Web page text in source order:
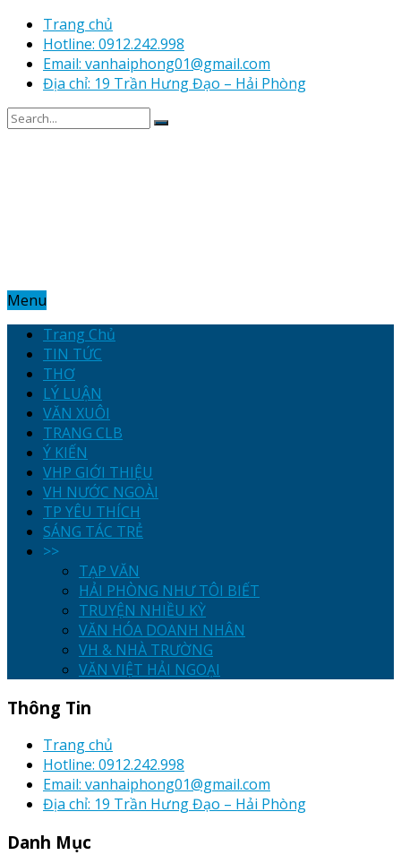
Trang chủ
Hotline: 0912.242.998
Email: vanhaiphong01@gmail.com
Địa chỉ: 19 Trần Hưng Đạo – Hải Phòng
Menu
Trang Chủ
TIN TỨC
THƠ
LÝ LUẬN
VĂN XUÔI
TRANG CLB
Ý KIẾN
VHP GIỚI THIỆU
VH NƯỚC NGOÀI
TP YÊU THÍCH
SÁNG TÁC TRẺ
>>
TẠP VĂN
HẢI PHÒNG NHƯ TÔI BIẾT
TRUYỆN NHIỀU KỲ
VĂN HÓA DOANH NHÂN
VH & NHÀ TRƯỜNG
VĂN VIỆT HẢI NGOẠI
Thông Tin
Trang chủ
Hotline: 0912.242.998
Email: vanhaiphong01@gmail.com
Địa chỉ: 19 Trần Hưng Đạo – Hải Phòng
Danh Mục